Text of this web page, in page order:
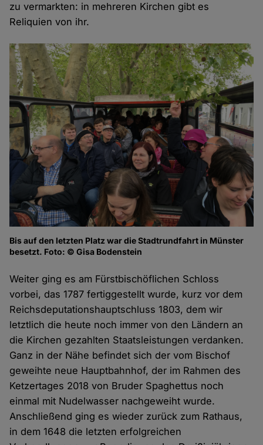
zu vermarkten: in mehreren Kirchen gibt es
Reliquien von ihr.
Bis auf den letzten Platz war die Stadtrundfahrt in Münster
besetzt. Foto: © Gisa Bodenstein
Weiter ging es am Fürstbischöflichen Schloss
vorbei, das 1787 fertiggestellt wurde, kurz vor dem
Reichsdeputationshauptschluss 1803, dem wir
letztlich die heute noch immer von den Ländern an
die Kirchen gezahlten Staatsleistungen verdanken.
Ganz in der Nähe befindet sich der vom Bischof
geweihte neue Hauptbahnhof, der im Rahmen des
Ketzertages 2018 von Bruder Spaghettus noch
einmal mit Nudelwasser nachgeweiht wurde.
Anschließend ging es wieder zurück zum Rathaus,
in dem 1648 die letzten erfolgreichen